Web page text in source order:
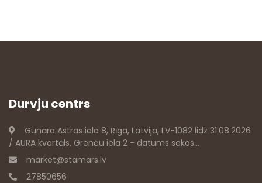
Durvju centrs
Gunāra Astras iela 8, Rīga, Latvija, LV-1082 lidz 31.08.2026
/ AURA kvartāls, Grenču iela 2 - datums sekos...
market@stamars.lv
27850656